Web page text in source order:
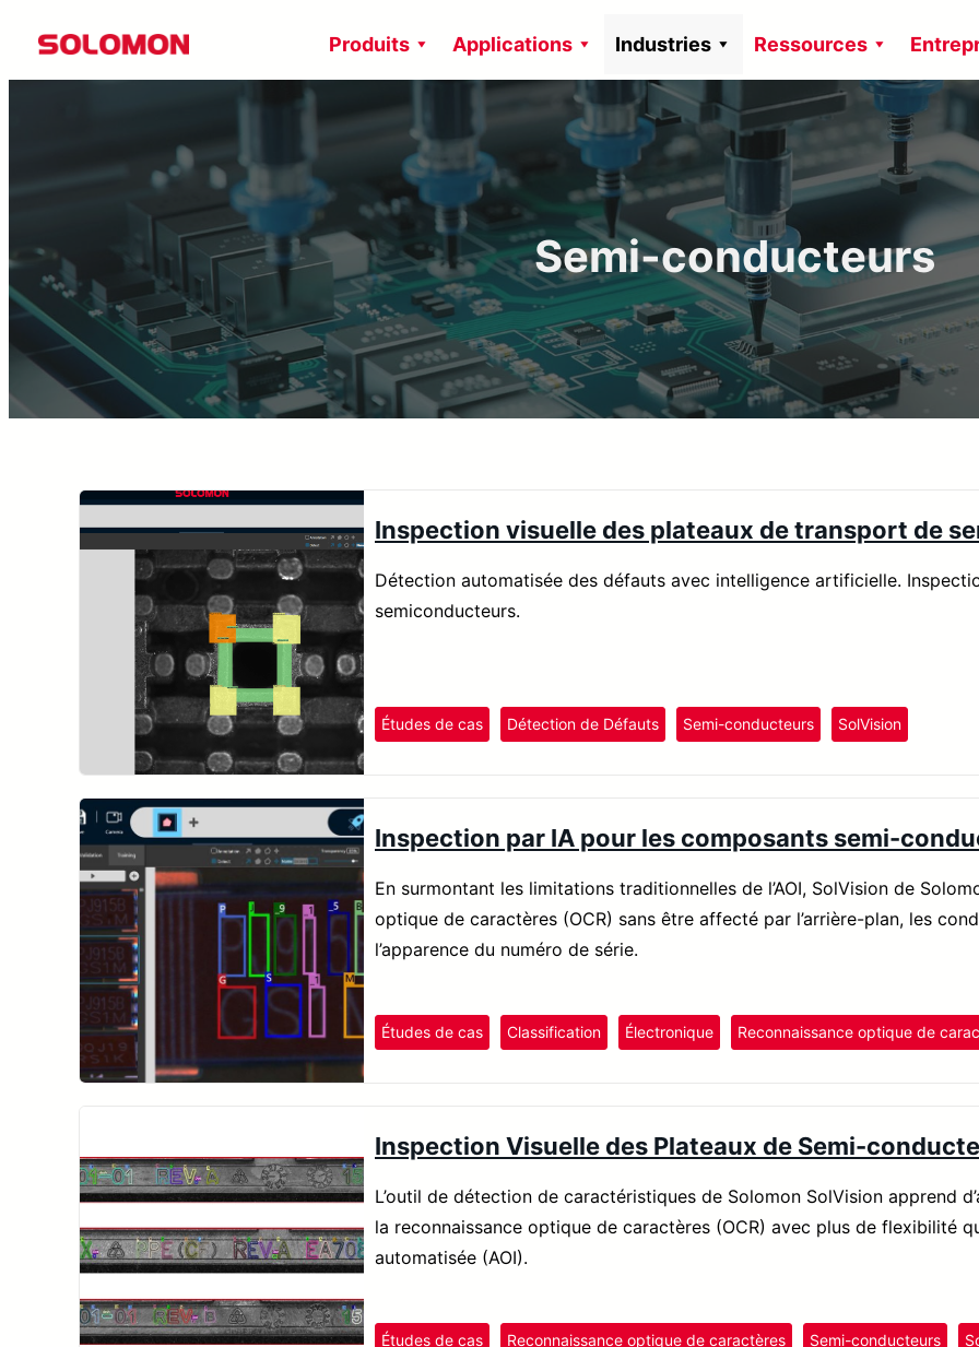
Produits Applications Industries Ressources
Semi-conducteurs
Inspection visuelle des plateaux de transport de
Détection automatisée des défauts avec intelligence artificielle.
semiconducteurs.
Études de cas Détection de Défauts Semi-conducteurs SolVision
Inspection par IA pour les composants semi-
En surmontant les limitations traditionnelles de l’AOI, SolVision de
optique de caractères (OCR) sans être affecté par l’arrière-plan, les
l’apparence du numéro de série.
Études de cas Classification Électronique Reconnaissance optique de
Inspection Visuelle des Plateaux de Semi-
L’outil de détection de caractéristiques de Solomon SolVision apprend
la reconnaissance optique de caractères (OCR) avec plus de flexibilité
automatisée (AOI).
Études de cas Reconnaissance optique de caractères Semi-conducteurs